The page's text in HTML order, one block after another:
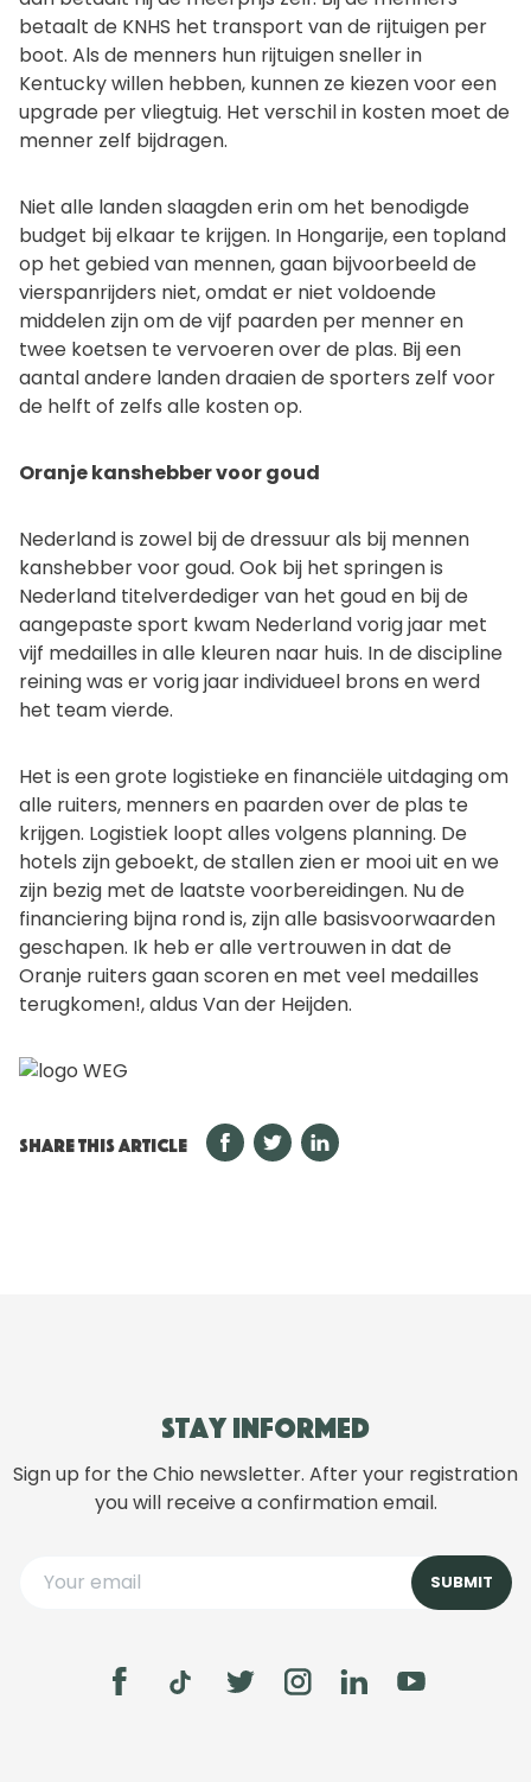
betaalt de KNHS het transport van de rijtuigen per
boot. Als de menners hun rijtuigen sneller in
Kentucky willen hebben, kunnen ze kiezen voor een
upgrade per vliegtuig. Het verschil in kosten moet de
menner zelf bijdragen.
Niet alle landen slaagden erin om het benodigde
budget bij elkaar te krijgen. In Hongarije, een topland
op het gebied van mennen, gaan bijvoorbeeld de
vierspanrijders niet, omdat er niet voldoende
middelen zijn om de vijf paarden per menner en
twee koetsen te vervoeren over de plas. Bij een
aantal andere landen draaien de sporters zelf voor
de helft of zelfs alle kosten op.
Oranje kanshebber voor goud
Nederland is zowel bij de dressuur als bij mennen
kanshebber voor goud. Ook bij het springen is
Nederland titelverdediger van het goud en bij de
aangepaste sport kwam Nederland vorig jaar met
vijf medailles in alle kleuren naar huis. In de discipline
reining was er vorig jaar individueel brons en werd
het team vierde.
Het is een grote logistieke en financiële uitdaging om
alle ruiters, menners en paarden over de plas te
krijgen. Logistiek loopt alles volgens planning. De
hotels zijn geboekt, de stallen zien er mooi uit en we
zijn bezig met de laatste voorbereidingen. Nu de
financiering bijna rond is, zijn alle basisvoorwaarden
geschapen. Ik heb er alle vertrouwen in dat de
Oranje ruiters gaan scoren en met veel medailles
terugkomen!, aldus Van der Heijden.
SHARE THIS ARTICLE
Stay informed
Sign up for the Chio newsletter. After your registration
you will receive a confirmation email.